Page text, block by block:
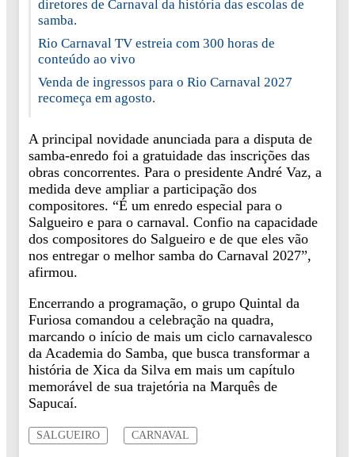
diretores de Carnaval da história das escolas de
samba.
Rio Carnaval TV estreia com 300 horas de
conteúdo ao vivo
Venda de ingressos para o Rio Carnaval 2027
recomeça em agosto.
A principal novidade anunciada para a disputa de
samba-enredo foi a gratuidade das inscrições das
obras concorrentes. Para o presidente André Vaz, a
medida deve ampliar a participação dos
compositores. “É um enredo especial para o
Salgueiro e para o carnaval. Confio na capacidade
dos compositores do Salgueiro e de que eles vão
nos entregar o melhor samba do Carnaval 2027”,
afirmou.
Encerrando a programação, o grupo Quintal da
Furiosa comandou a celebração na quadra,
marcando o início de mais um ciclo carnavalesco
da Academia do Samba, que busca transformar a
história de Xica da Silva em mais um capítulo
memorável de sua trajetória na Marquês de
Sapucaí.
SALGUEIRO CARNAVAL